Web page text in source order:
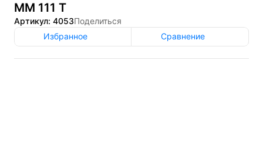
MM 111 T
Артикул: 4053Поделиться
Избранное
Сравнение